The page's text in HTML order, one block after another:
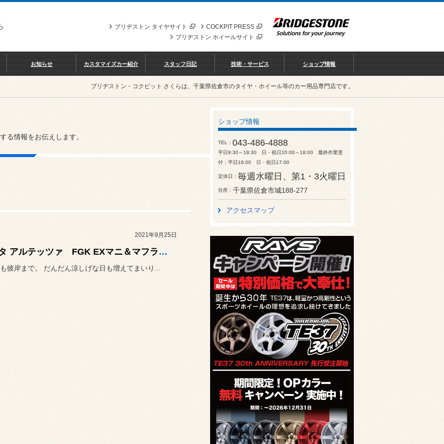
COCKPIT PRESS
ブリヂストン タイヤサイト
ブリヂストン ホイールサイト
お知らせ カスタマイズカー紹介 スタッフ日記 技術・サービス ショップ情報
ブリヂストン・コクピット さくらは、千葉県佐倉市のタイヤ・ホイール等のカー用品専門店です。
る情報をお伝えします。
2021年9月25日
トヨタ アルテッツァ FGK EXマニ＆マフラー取り付け
彼岸まで。 だんだん涼しげな日も増えてまいり...
ショップ情報
TEL 043-486-4888
平日9:30～18:30 日・祝日10:00～18:00 最終作業受
付：平日18:00 日・祝日17:00
定休日 毎週水曜日、第1・3火曜日
住所 千葉県佐倉市城188-277
アクセスマップ